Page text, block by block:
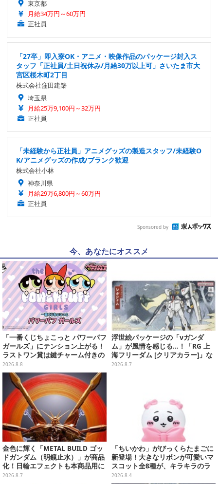
東京都
月給34万円～60万円
正社員
「27卒」即入寮OK・アニメ・映像作品のパッケージ封入ス
タッフ「正社員/土日祝休み/月給30万以上可」さいたま市大
宮区桜木町2丁目
株式会社窪田建築
埼玉県
月給25万9,100円～32万円
正社員
「未経験から正社員」アニメグッズの製造スタッフ/未経験O
K/アニメグッズの作成/ブランク歓迎
株式会社小林
神奈川県
月給29万6,800円～60万円
正社員
Sponsored by
今、あなたにオススメ
「一番くじちょこっと パワーパフ
ガールズ」にテンション上がる！
ラストワン賞は鍵チャーム付きの
シール帳スペシャルセット
2026.8.8
浮世絵パッケージの「νガンダ
ム」が風情を感じる…！「RG 上
海フリーダム [クリアカラー]」な
どガンプラ2商品が8月順次発売
2026.8.7
金色に輝く「METAL BUILD ゴッ
ドガンダム（明鏡止水）」が商品
化！日輪エフェクトも本商品用に
刷新した豪華仕様
2026.8.7
「ちいかわ」がびっくらたまごに
新登場！大きなリボンが可愛いマ
スコット全8種が、キラキラのラ
メ入り入浴剤から飛び出す
2026.8.4